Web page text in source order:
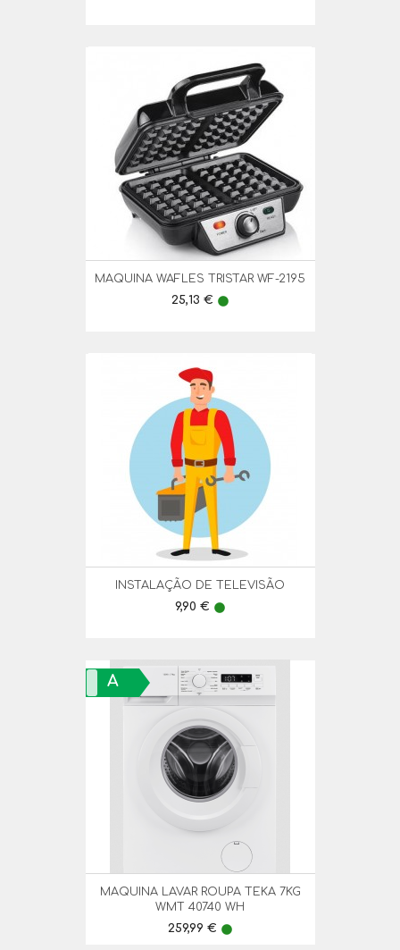
MAQUINA WAFLES TRISTAR WF-2195
Preço
25,13 € lens
INSTALAÇÃO DE TELEVISÃO
Preço
9,90 € lens
MAQUINA LAVAR ROUPA TEKA 7KG
WMT 40740 WH
Preço
259,99 € lens
A